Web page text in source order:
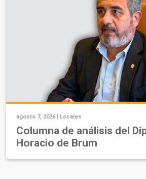
agosto 7, 2026 | Locales
Columna de análisis del
Horacio de Brum